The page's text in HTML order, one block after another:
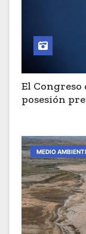
El Congreso
posesión
MEDIO